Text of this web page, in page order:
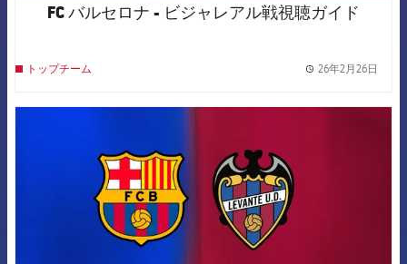
FC バルセロナ - ビジャレアル戦視聴ガイド
トップチーム 26年2月26日